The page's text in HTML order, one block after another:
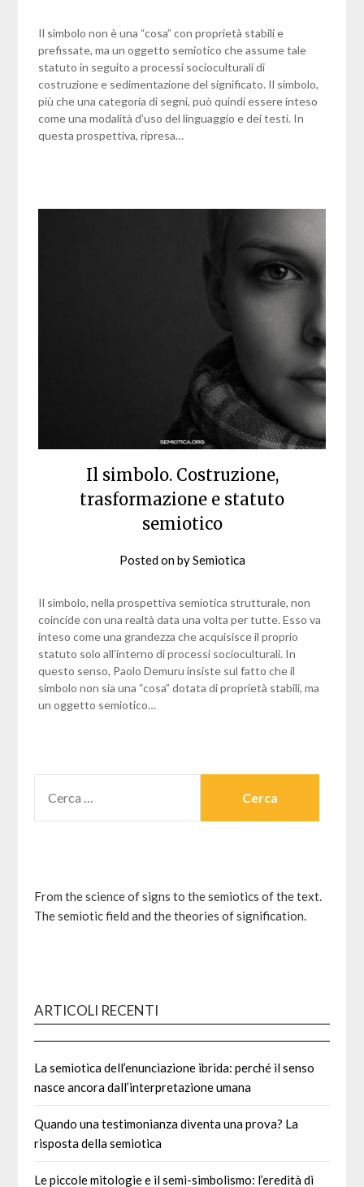
Il simbolo non è una “cosa” con proprietà stabili e
prefissate, ma un oggetto semiotico che assume tale
statuto in seguito a processi socioculturali di
costruzione e sedimentazione del significato. Il simbolo,
più che una categoria di segni, può quindi essere inteso
come una modalità d’uso del linguaggio e dei testi. In
questa prospettiva, ripresa…
Il simbolo. Costruzione,
trasformazione e statuto
semiotico
Posted onbySemiotica
Il simbolo, nella prospettiva semiotica strutturale, non
coincide con una realtà data una volta per tutte. Esso va
inteso come una grandezza che acquisisce il proprio
statuto solo all’interno di processi socioculturali. In
questo senso, Paolo Demuru insiste sul fatto che il
simbolo non sia una “cosa” dotata di proprietà stabili, ma
un oggetto semiotico…
PER:
From the science of signs to the semiotics of the text.
The semiotic field and the theories of signification.
ARTICOLI RECENTI
La semiotica dell’enunciazione ibrida: perché il senso
nasce ancora dall’interpretazione umana
Quando una testimonianza diventa una prova? La
risposta della semiotica
Le piccole mitologie e il semi-simbolismo: l’eredità di